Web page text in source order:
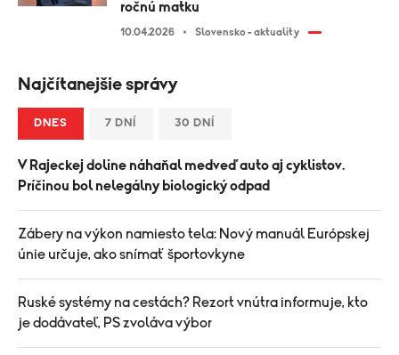
ročnú matku
10.04.2026 Slovensko - aktuality
Najčítanejšie správy
DNES 7 DNÍ 30 DNÍ
V Rajeckej doline náhaňal medveď auto aj cyklistov.
Príčinou bol nelegálny biologický odpad
Zábery na výkon namiesto tela: Nový manuál Európskej
únie určuje, ako snímať športovkyne
Ruské systémy na cestách? Rezort vnútra informuje, kto
je dodávateľ, PS zvoláva výbor